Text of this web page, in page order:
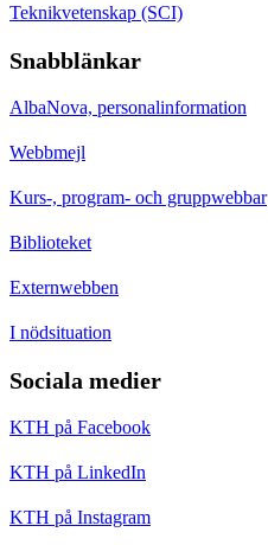
Teknikvetenskap (SCI)
Snabblänkar
AlbaNova, personalinformation
Webbmejl
Kurs-, program- och gruppwebbar
Biblioteket
Externwebben
I nödsituation
Sociala medier
KTH på Facebook
KTH på LinkedIn
KTH på Instagram